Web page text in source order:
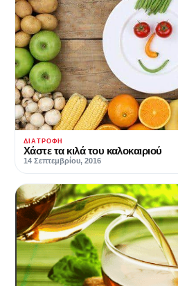
ΔΙΑΤΡΟΦΉ
Χάστε τα κιλά του καλοκαιριού
14 Σεπτεμβρίου, 2016